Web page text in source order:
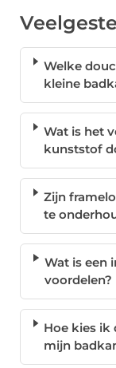
Welke
kleine
Wat is het
kunststof
Zijn
te
Wat is een
voordelen?
Hoe kies ik
mijn